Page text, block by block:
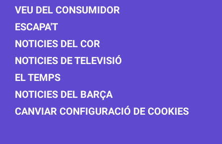
VEU DEL CONSUMIDOR
ESCAPA'T
NOTICIES DEL COR
NOTICIES DE TELEVISIÓ
EL TEMPS
NOTICIES DEL BARÇA
CANVIAR CONFIGURACIÓ DE COOKIES